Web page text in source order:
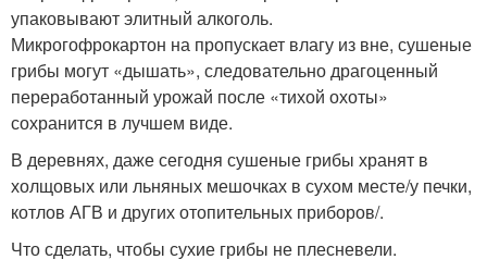
упаковывают элитный алкоголь.
Микрогофрокартон на пропускает влагу из вне, сушеные
грибы могут «дышать», следовательно драгоценный
переработанный урожай после «тихой охоты»
сохранится в лучшем виде.
В деревнях, даже сегодня сушеные грибы хранят в
холщовых или льняных мешочках в сухом месте/у печки,
котлов АГВ и других отопительных приборов/.
Что сделать, чтобы сухие грибы не плесневели.